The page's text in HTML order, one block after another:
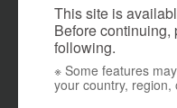
This site is
Before continuing,
following.
※ Some features
your country, region,